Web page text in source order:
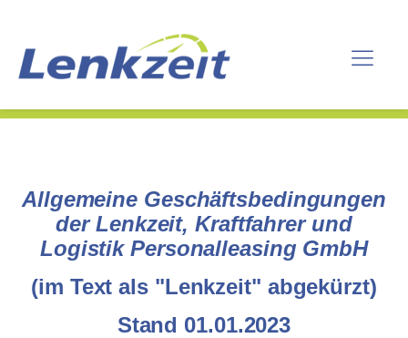
Allgemeine Geschäftsbedingungen
der Lenkzeit, Kraftfahrer und
Logistik Personalleasing GmbH
(im Text als "Lenkzeit" abgekürzt)
Stand 01.01.2023